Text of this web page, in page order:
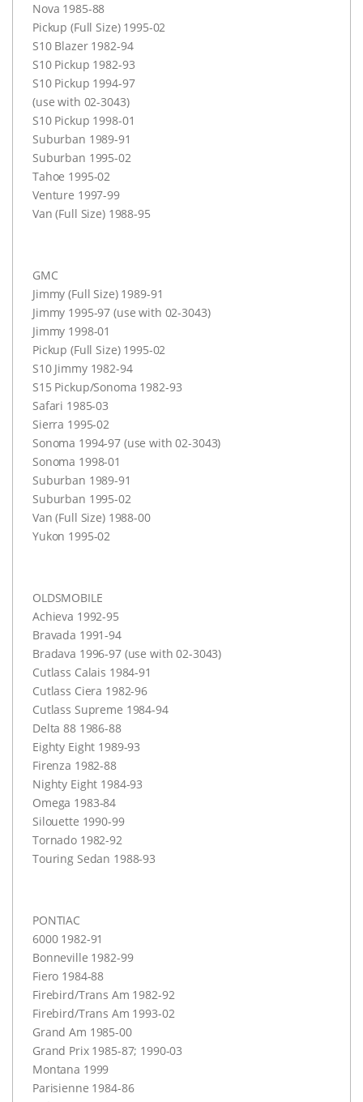
Nova 1985-88
Pickup (Full Size) 1995-02
S10 Blazer 1982-94
S10 Pickup 1982-93
S10 Pickup 1994-97
(use with 02-3043)
S10 Pickup 1998-01
Suburban 1989-91
Suburban 1995-02
Tahoe 1995-02
Venture 1997-99
Van (Full Size) 1988-95
GMC
Jimmy (Full Size) 1989-91
Jimmy 1995-97 (use with 02-3043)
Jimmy 1998-01
Pickup (Full Size) 1995-02
S10 Jimmy 1982-94
S15 Pickup/Sonoma 1982-93
Safari 1985-03
Sierra 1995-02
Sonoma 1994-97 (use with 02-3043)
Sonoma 1998-01
Suburban 1989-91
Suburban 1995-02
Van (Full Size) 1988-00
Yukon 1995-02
OLDSMOBILE
Achieva 1992-95
Bravada 1991-94
Bradava 1996-97 (use with 02-3043)
Cutlass Calais 1984-91
Cutlass Ciera 1982-96
Cutlass Supreme 1984-94
Delta 88 1986-88
Eighty Eight 1989-93
Firenza 1982-88
Nighty Eight 1984-93
Omega 1983-84
Silouette 1990-99
Tornado 1982-92
Touring Sedan 1988-93
PONTIAC
6000 1982-91
Bonneville 1982-99
Fiero 1984-88
Firebird/Trans Am 1982-92
Firebird/Trans Am 1993-02
Grand Am 1985-00
Grand Prix 1985-87; 1990-03
Montana 1999
Parisienne 1984-86